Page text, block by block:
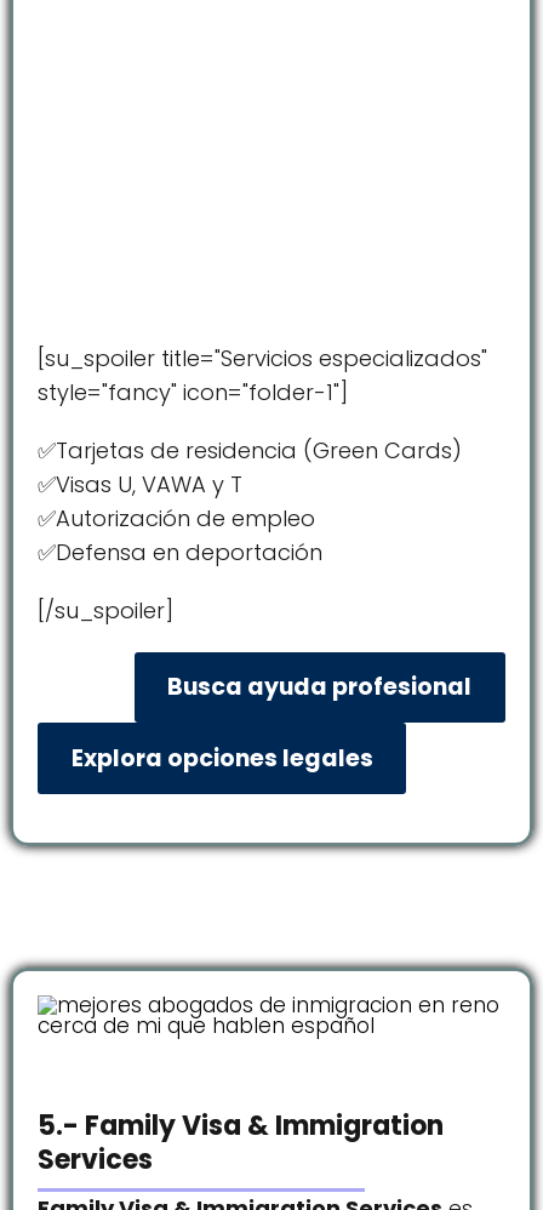
[su_spoiler title="Servicios especializados"
style="fancy" icon="folder-1"]
✅Tarjetas de residencia (Green Cards)
✅Visas U, VAWA y T
✅Autorización de empleo
✅Defensa en deportación
[/su_spoiler]
Busca ayuda profesional
Explora opciones legales
5.- Family Visa & Immigration
Services